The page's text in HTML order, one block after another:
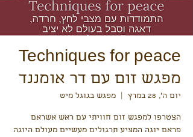
Techniques for peace
מפגש זום עם דר אומננד
יום ה׳, 28 במרץ מפגש בגוגל מיט
הצטרפו למפגש זום חוויתי עם ראש אשראם
פראם יוגה המציע תרגולים מעשיים מעולם היוגה